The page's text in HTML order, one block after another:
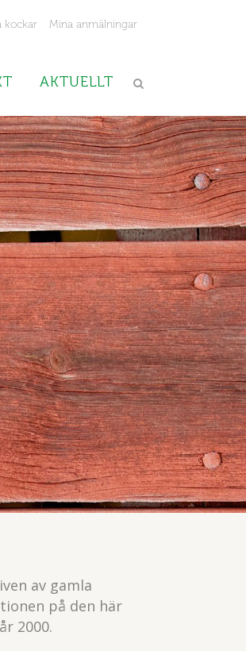
kockar Mina anmälningar
AKTUELLT
av gamla
på den här
2000.